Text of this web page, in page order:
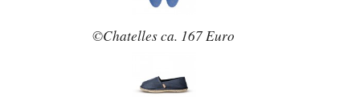
©Chatelles ca. 167 Euro